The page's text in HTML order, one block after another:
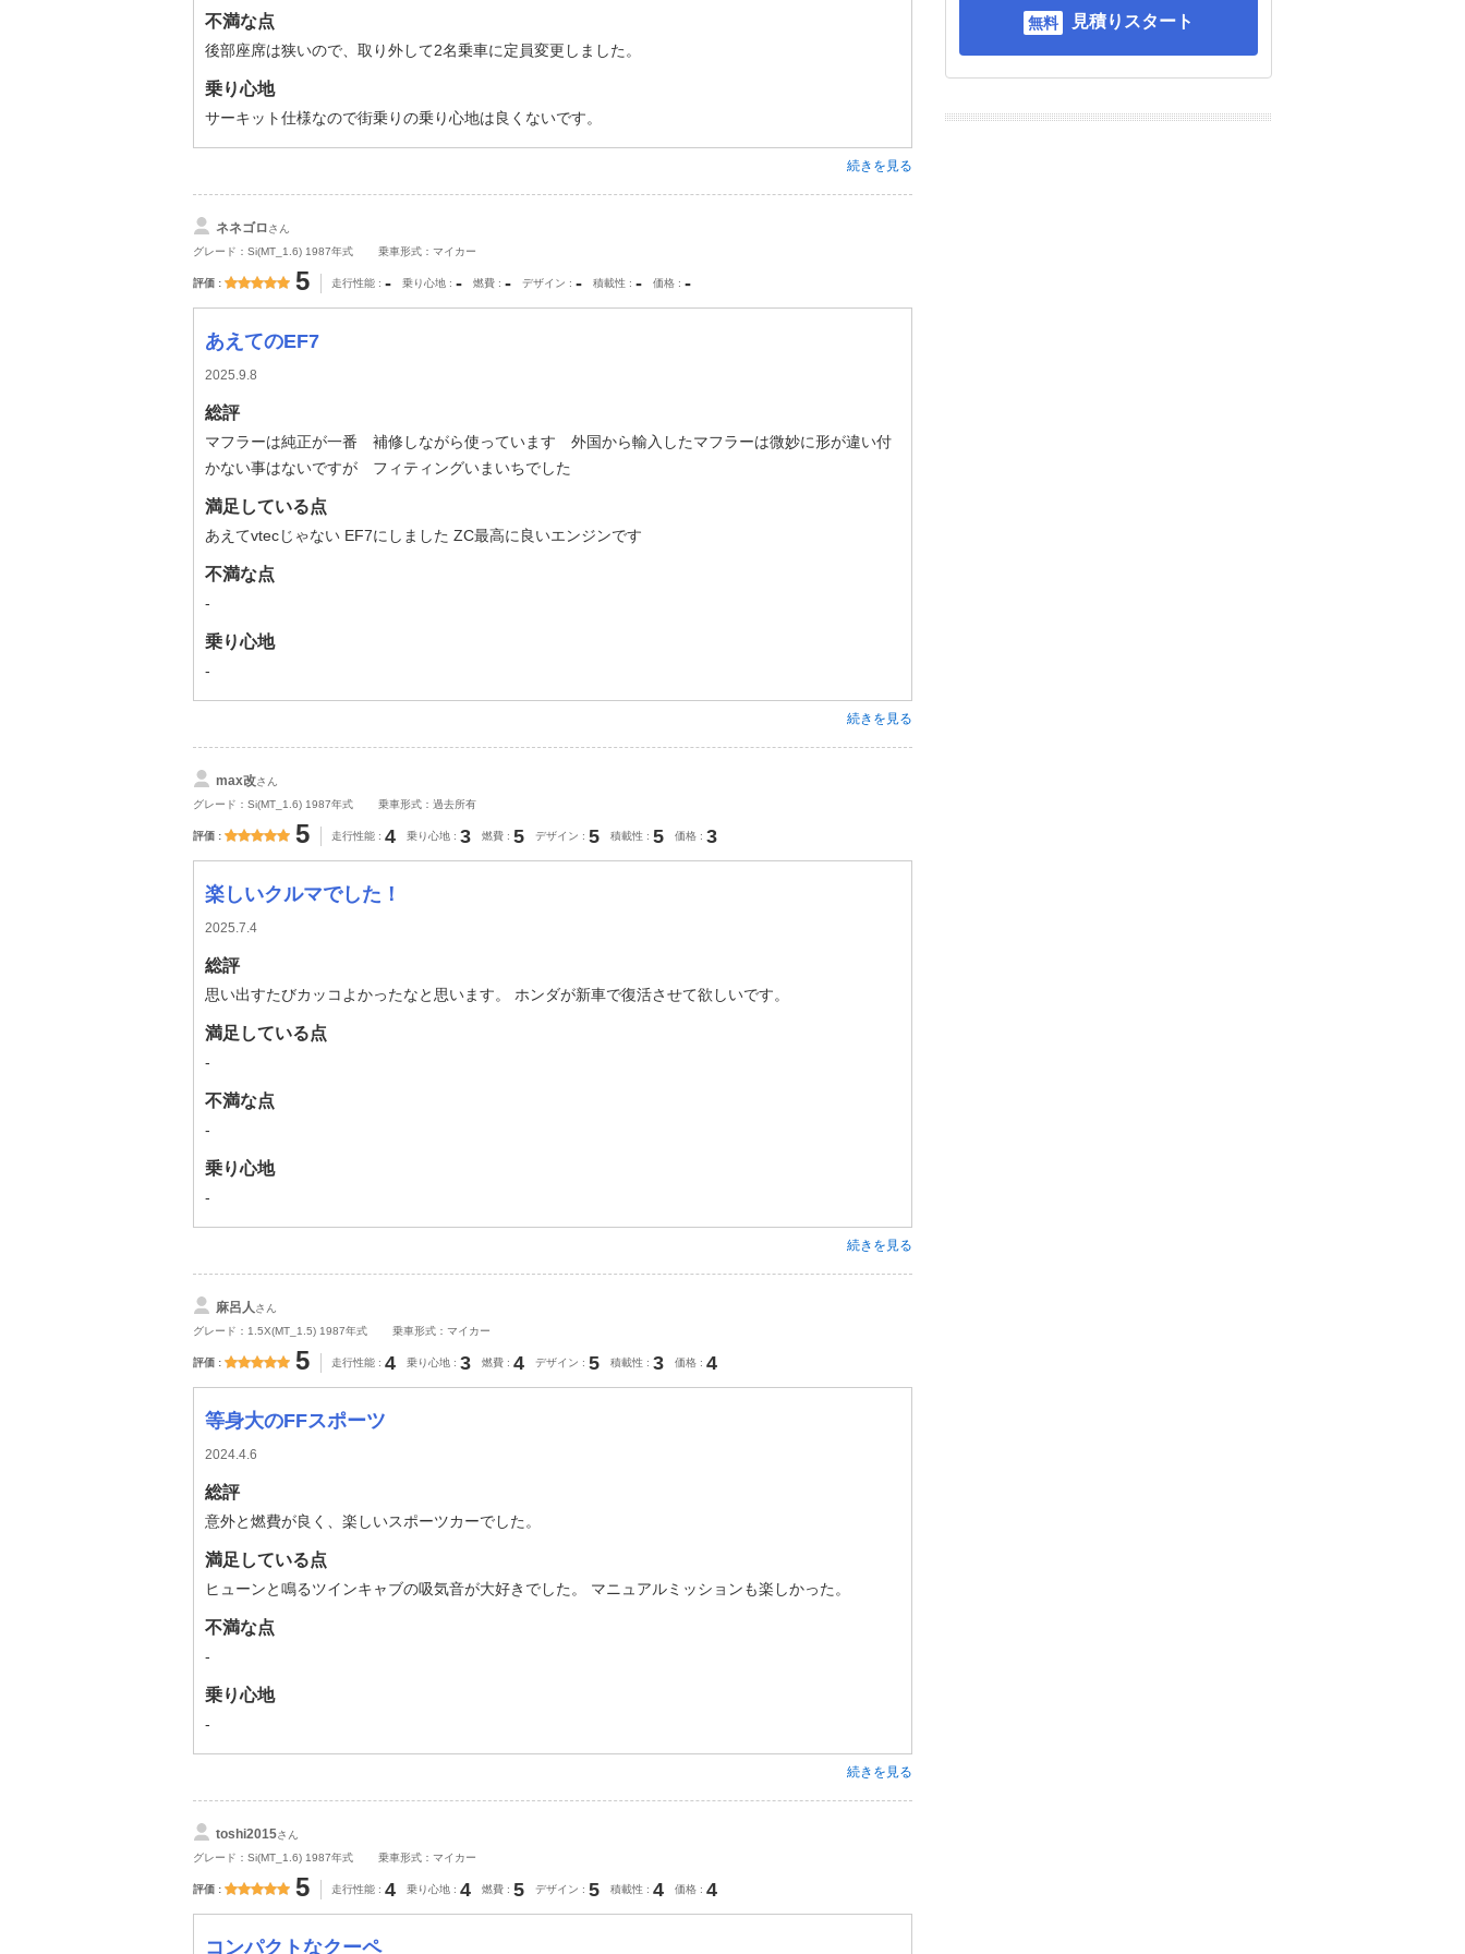
不満な点
後部座席は狭いので、取り外して2名乗車に定員変更しました。
乗り心地
サーキット仕様なので街乗りの乗り心地は良くないです。
続きを見る
ネネゴロさん
グレード：Si(MT_1.6) 1987年式
乗車形式：マイカー
評価 5 走行性能 - 乗り心地 - 燃費 - デザイン - 積載性 - 価格 -
あえてのEF7
2025.9.8
総評
マフラーは純正が一番 補修しながら使っています 外国から輸入したマフラーは微妙に形が違い付
かない事はないですが フィティングいまいちでした
満足している点
あえてvtecじゃない EF7にしました ZC最高に良いエンジンです
不満な点
-
乗り心地
-
続きを見る
max改さん
グレード：Si(MT_1.6) 1987年式
乗車形式：過去所有
評価 5 走行性能 4 乗り心地 3 燃費 5 デザイン 5 積載性 5 価格 3
楽しいクルマでした！
2025.7.4
総評
思い出すたびカッコよかったなと思います。 ホンダが新車で復活させて欲しいです。
満足している点
-
不満な点
-
乗り心地
-
続きを見る
麻呂人さん
グレード：1.5X(MT_1.5) 1987年式
乗車形式：マイカー
評価 5 走行性能 4 乗り心地 3 燃費 4 デザイン 5 積載性 3 価格 4
等身大のFFスポーツ
2024.4.6
総評
意外と燃費が良く、楽しいスポーツカーでした。
満足している点
ヒューンと鳴るツインキャブの吸気音が大好きでした。 マニュアルミッションも楽しかった。
不満な点
-
乗り心地
-
続きを見る
toshi2015さん
グレード：Si(MT_1.6) 1987年式
乗車形式：マイカー
評価 5 走行性能 4 乗り心地 4 燃費 5 デザイン 5 積載性 4 価格 4
コンパクトなクーペ
見積りスタート